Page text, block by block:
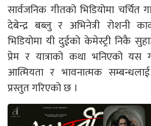
सार्वजनिक गीतको भिडियोमा चर्चित
देबेन्द्र बब्लु र अभिनेत्री रोशनी
भिडियोमा यी दुईको केमेस्ट्री निकै
प्रेम र यात्राको कथा भनिएको यस
आत्मियता र भावनात्मक
प्रस्तुत गरिएको छ ।